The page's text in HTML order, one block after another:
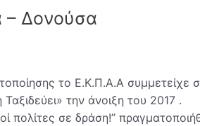
– Δονούσα
το Ε.Κ.Π.Α.Α συμμετείχε
την άνοιξη του 2017 .
πολίτες σε δράση!”